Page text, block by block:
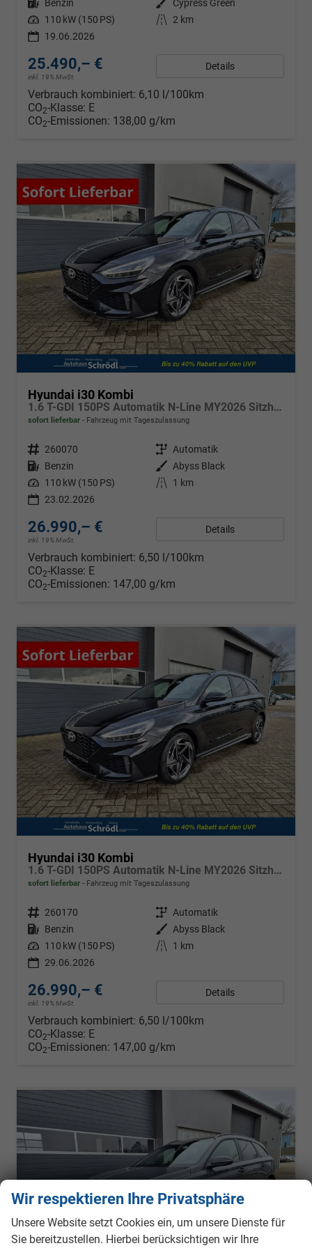
Kraftstoff Benzin Außenfarbe
Cypress Green
Leistung 110 kW (150 PS) Kilometerstand
2 km
19.06.2026
25.490,– €
inkl. 19% MwSt.
Details
Verbrauch kombiniert: 6,10 l/100km
CO2-Klasse: E
CO2-Emissionen: 138,00 g/km
Hyundai i30 Kombi
1.6 T-GDI 150PS Automatik N-Line MY2026 Sitzheizung Lenkradheizung Klimaautomatik Navi 10,3"-Touchscreen Bluelink Apple CarPlay + Android Auto PDC v+h Rückf.Kamera 18-LM
sofort lieferbar Fahrzeug mit Tageszulassung
Fahrzeugnr. 260070 Getriebe Automatik
Kraftstoff Benzin Außenfarbe Abyss Black
Leistung 110 kW (150 PS) Kilometerstand
1 km
23.02.2026
26.990,– €
inkl. 19% MwSt.
Details
Verbrauch kombiniert: 6,50 l/100km
CO2-Klasse: E
CO2-Emissionen: 147,00 g/km
Hyundai i30 Kombi
1.6 T-GDI 150PS Automatik N-Line MY2026 Sitzheizung Lenkradheizung Klimaautomatik Navi 10,3"-Touchscreen Bluelink Apple CarPlay + Android Auto PDC v+h Rückf.Kamera 18-LM
sofort lieferbar Fahrzeug mit Tageszulassung
Fahrzeugnr. 260170 Getriebe Automatik
Kraftstoff Benzin Außenfarbe Abyss Black
Leistung 110 kW (150 PS) Kilometerstand
1 km
29.06.2026
26.990,– €
inkl. 19% MwSt.
Details
Verbrauch kombiniert: 6,50 l/100km
CO2-Klasse: E
CO2-Emissionen: 147,00 g/km
Wir respektieren Ihre Privatsphäre
Unsere Website setzt Cookies ein, um unsere Dienste für
Sie bereitzustellen. Hierbei berücksichtigen wir Ihre